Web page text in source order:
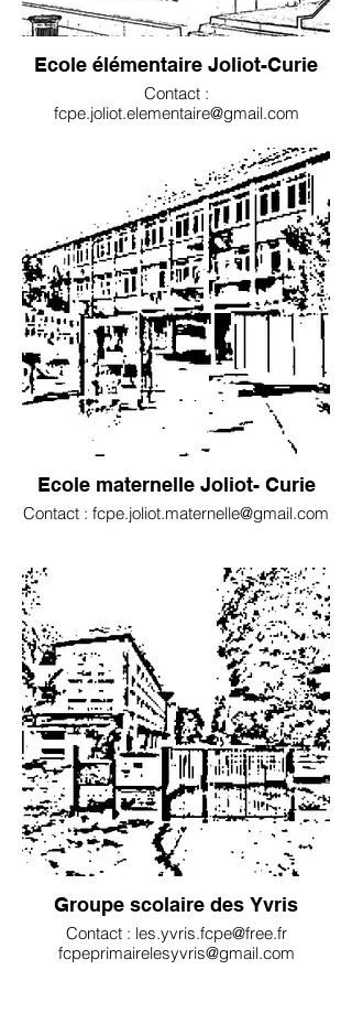
Ecole élémentaire Joliot-Curie
Contact :
fcpe.joliot.elementaire@gmail.com
Ecole maternelle Joliot- Curie
Contact : fcpe.joliot.maternelle@gmail.com
Groupe scolaire des Yvris
Contact : les.yvris.fcpe@free.fr
fcpeprimairelesyvris@gmail.com